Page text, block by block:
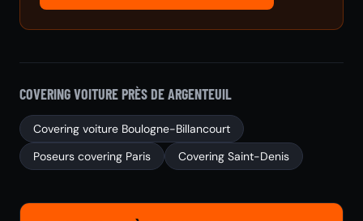
COVERING VOITURE PRÈS DE ARGENTEUIL
Covering voiture Boulogne-Billancourt
Poseurs covering Paris
Covering Saint-Denis